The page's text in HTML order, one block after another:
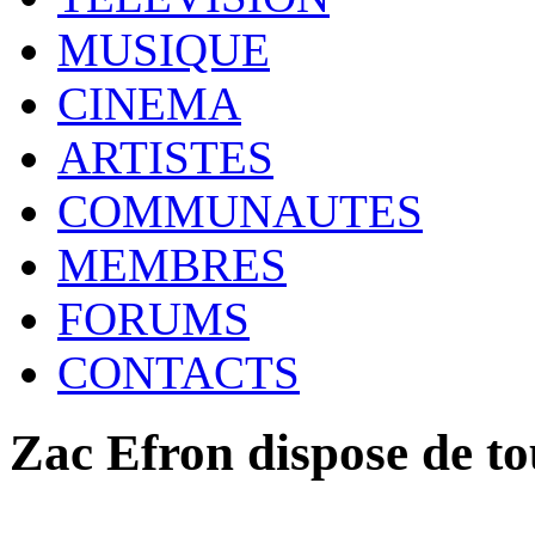
MUSIQUE
CINEMA
ARTISTES
COMMUNAUTES
MEMBRES
FORUMS
CONTACTS
Zac Efron dispose de